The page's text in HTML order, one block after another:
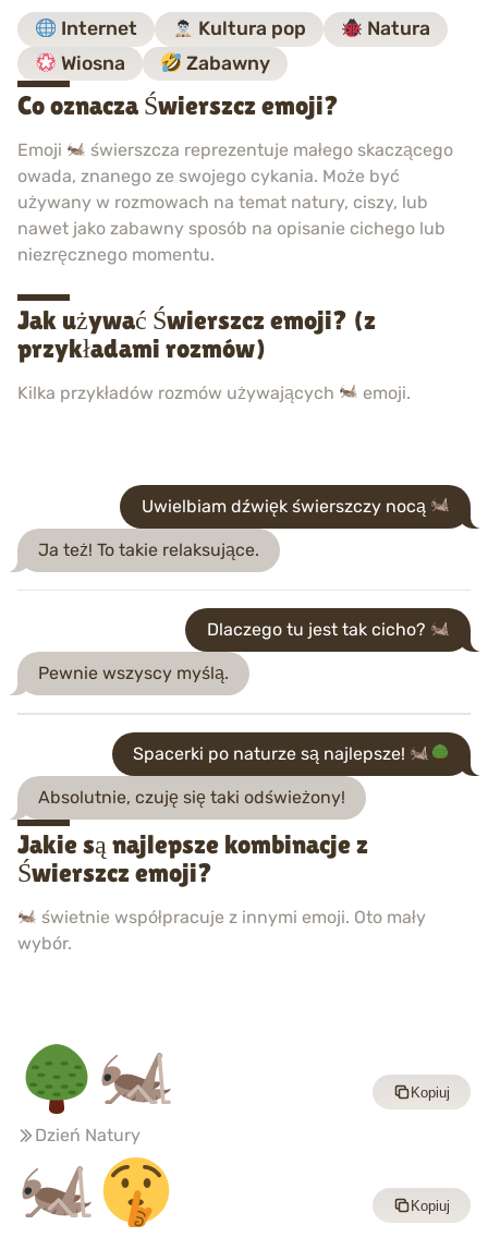
Internet Kultura pop
Natura
Wiosna
Zabawny
Co oznacza Świerszcz emoji?
Emoji
świerszcza reprezentuje małego skaczącego
owada, znanego ze swojego cykania. Może być
używany w rozmowach na temat natury, ciszy, lub
nawet jako zabawny sposób na opisanie cichego lub
niezręcznego momentu.
Jak używać Świerszcz emoji? (z
przykładami rozmów)
Kilka przykładów rozmów używających emoji.
Uwielbiam dźwięk świerszczy nocą
Ja też! To takie relaksujące.
Dlaczego tu jest tak cicho?
Pewnie wszyscy myślą.
Spacerki po naturze są najlepsze!
Absolutnie, czuję się taki odświeżony!
Jakie są najlepsze kombinacje z
Świerszcz emoji?
świetnie współpracuje z innymi emoji. Oto mały
wybór.
Dzień Natury
Kopiuj
Kopiuj